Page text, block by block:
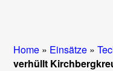
Home » Einsätze »
verhüllt